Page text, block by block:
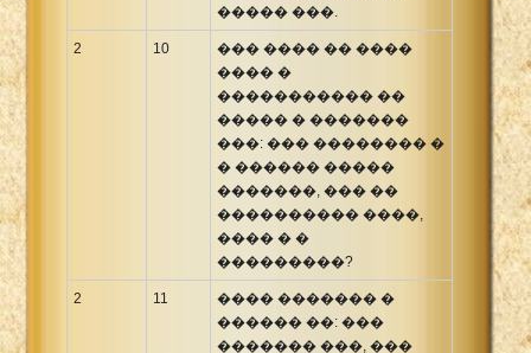
����� ���.
2 10
��� ���� �� ����
���� �
����������� ��
����� � �������
���: ��� �������� �
� ������ �����
�������, ��� ��
���������� ����,
���� � �
���������?
2 11
���� ������� �
������ ��: ���
������� ���, ���